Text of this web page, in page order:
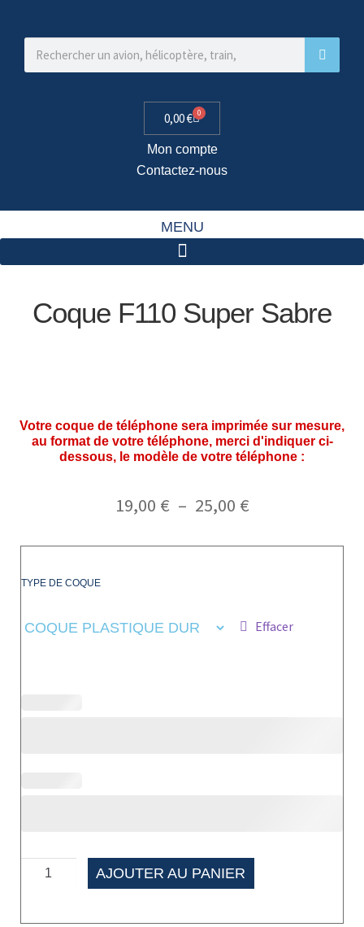
0,00€ 0
Mon compte
Contactez-nous
MENU
Coque F110 Super Sabre
Votre coque de téléphone sera imprimée sur mesure,
au format de votre téléphone, merci d'indiquer ci-
dessous, le modèle de votre téléphone :
19,00 € – 25,00 €
TYPE DE COQUE
Effacer
AJOUTER AU PANIER